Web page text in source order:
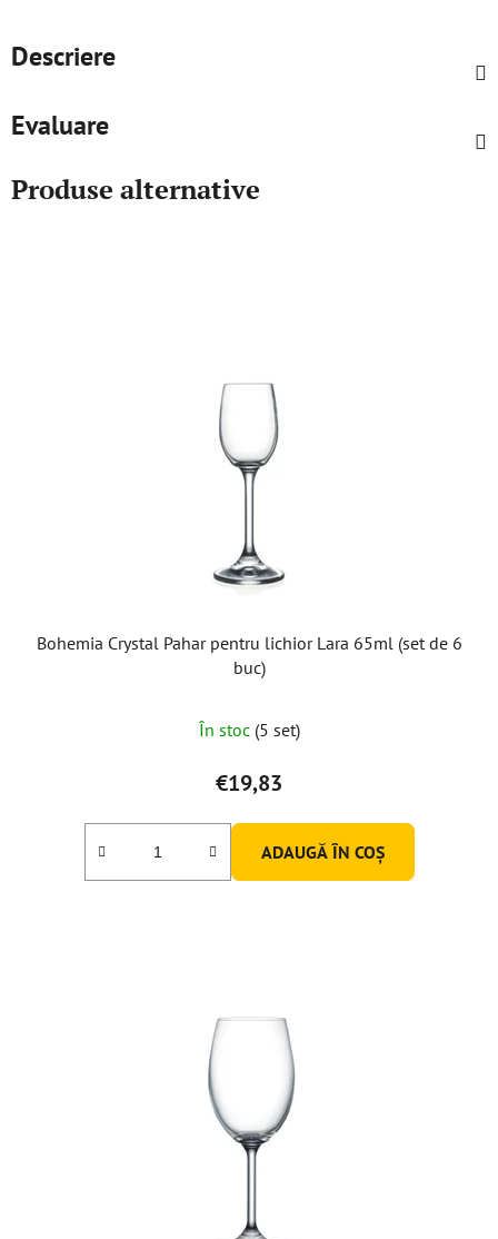
Descriere
Evaluare
Produse alternative
Bohemia Crystal Pahar pentru lichior Lara 65ml (set de 6
buc)
medie
a
produsului
este
5,0
În stoc (5 set)
€19,83
ADAUGĂ ÎN COŞ